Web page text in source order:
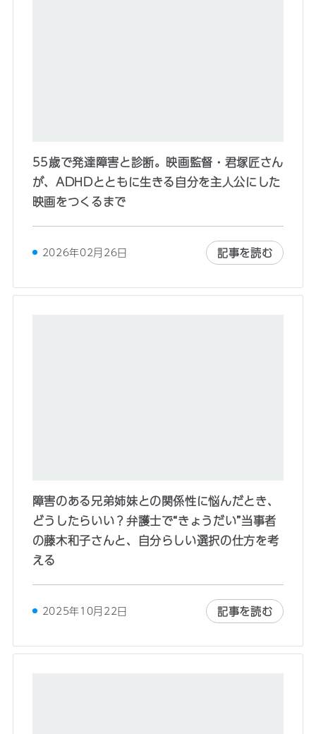
55歳で発達障害と診断。映画監督・君塚匠さん
が、ADHDとともに生きる自分を主人公にした
映画をつくるまで
2026年02月26日 記事を読む
障害のある兄弟姉妹との関係性に悩んだとき、
どうしたらいい？弁護士で“きょうだい”当事者
の藤木和子さんと、自分らしい選択の仕方を考
える
2025年10月22日 記事を読む